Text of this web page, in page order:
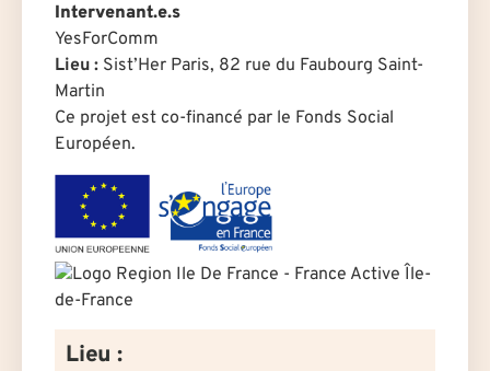
Intervenant.e.s
YesForComm
Lieu : Sist’Her Paris, 82 rue du Faubourg Saint-
Martin
Ce projet est co-financé par le Fonds Social
Européen.
Lieu :